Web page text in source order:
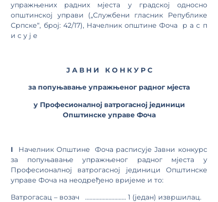
упражњених радних мјеста у градској односно
општинској управи („Службени гласник Републике
Српске“, број: 42/17), Начелник општине Фоча р а с п
и с у ј е
Ј А В Н И К О Н К У Р С
за попуњавање упражњеног радног мјеста
у Професионалној ватрогасној јединици
Општинске управе Фоча
I Начелник Општине Фоча расписује Јавни конкурс
за попуњавање упражњеног радног мјеста у
Професионалној ватрогасној јединици Општинске
управе Фоча на неодређено вријеме и то:
Ватрогасац – возач ………………………. 1 (један) извршилац.